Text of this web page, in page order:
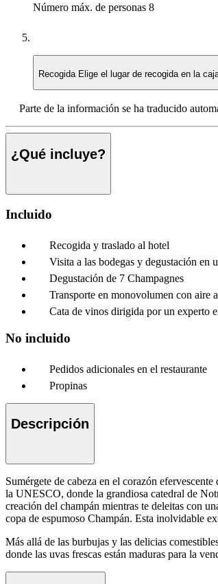
Número máx. de personas 8
Recogida Elige el lugar de recogida en la
Parte de la información se ha traducido
¿Qué incluye?
Incluido
Recogida y traslado al hotel
Visita a las bodegas y degustación en
Degustación de 7 Champagnes
Transporte en monovolumen con aire
Cata de vinos dirigida por un experto
No incluido
Pedidos adicionales en el restaurante
Propinas
Descripción
Sumérgete de cabeza en el corazón
la UNESCO, donde la grandiosa catedral de
creación del champán mientras te deleitas con
copa de espumoso Champán. Esta inolvidable
Más allá de las burbujas y las delicias
donde las uvas frescas están maduras para la